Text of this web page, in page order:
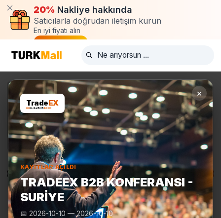
20% Nakliye hakkında
Satıcılarla doğrudan iletişim kurun
En iyi fiyatı alın
Talep oluştur
×
TradeEX
Global B2B EXPO
KAYITLAR AÇILDI
TRADEEX B2B KONFERANSI -
SURIYE
📅 2026-10-10 —2026-10-10
Ürünler Üreticiler Turkmall Fuarları